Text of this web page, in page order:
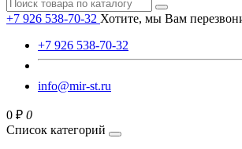
+7 926 538-70-32 Хотите, мы Вам
+7 926 538-70-32
info@mir-st.ru
0 ₽ 0
Список категорий